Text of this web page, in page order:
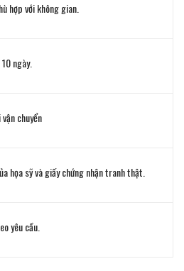
hợp với không gian.
ngày.
chuyển
họa sỹ và giấy chứng nhận tranh thật.
yêu cầu.